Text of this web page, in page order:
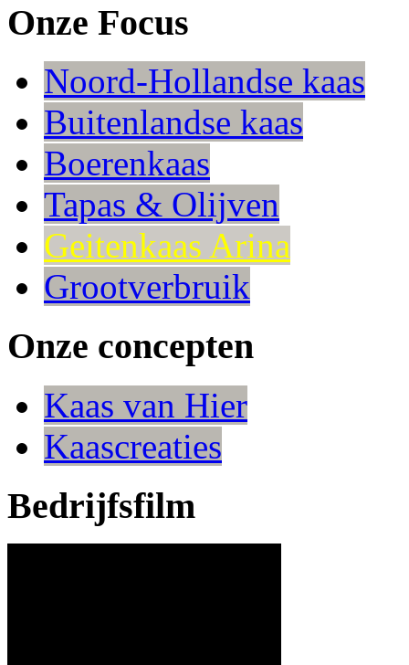
Onze Focus
Noord-Hollandse kaas
Buitenlandse kaas
Boerenkaas
Tapas & Olijven
Geitenkaas Arina
Grootverbruik
Onze concepten
Kaas van Hier
Kaascreaties
Bedrijfsfilm